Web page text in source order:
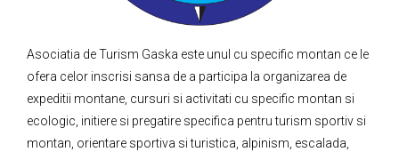
Asociatia de Turism Gaska este unul cu specific montan ce le
ofera celor inscrisi sansa de a participa la organizarea de
expeditii montane, cursuri si activitati cu specific montan si
ecologic, initiere si pregatire specifica pentru turism sportiv si
montan, orientare sportiva si turistica, alpinism, escalada,